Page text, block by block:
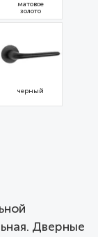
матовое
золото
черный
Дверные